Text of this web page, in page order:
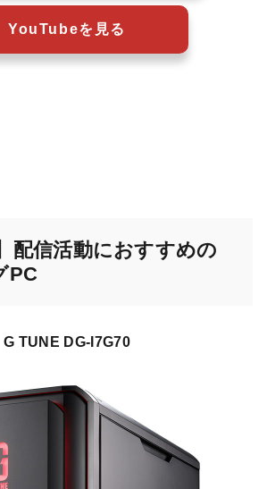
YouTubeを見る
配信活動におすすめの
PC
G TUNE DG-I7G70